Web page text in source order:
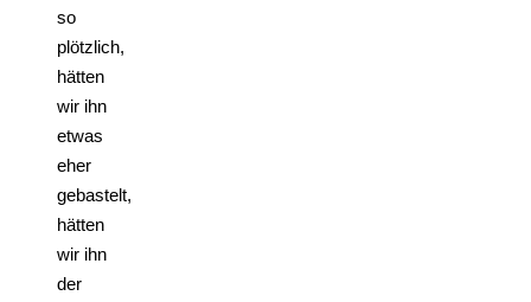
so
plötzlich,
hätten
wir ihn
etwas
eher
gebastelt,
hätten
wir ihn
der